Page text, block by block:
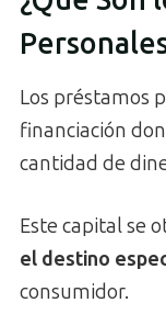
Los préstamos
financiación
cantidad de
Este capital se
el destino
consumidor.